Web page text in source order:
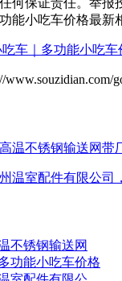
何保证责任。举报
能小吃车价格最新
车｜多功能小吃车
温不锈钢输送网带
温室配件有限公司
不锈钢输送网
功能小吃车价格